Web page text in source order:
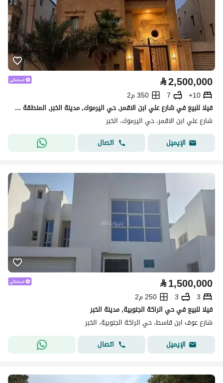
⃁2,500,000
10+
7
350 م2
فيلا للبيع في شارع علي ابن الاقمر, حي اليرموك, مدينة الخبر, المنطقة الشرقية
شارع علي ابن الاقمر، حي اليرموك، الخبر
الإيميل
اتصال
⃁1,500,000
3
3
250 م2
فيلا للبيع في حي الراكة الجنوبية, مدينة الخبر
شارع عوف ابن قاسط، حي الراكة الجنوبية، الخبر
الإيميل
اتصال